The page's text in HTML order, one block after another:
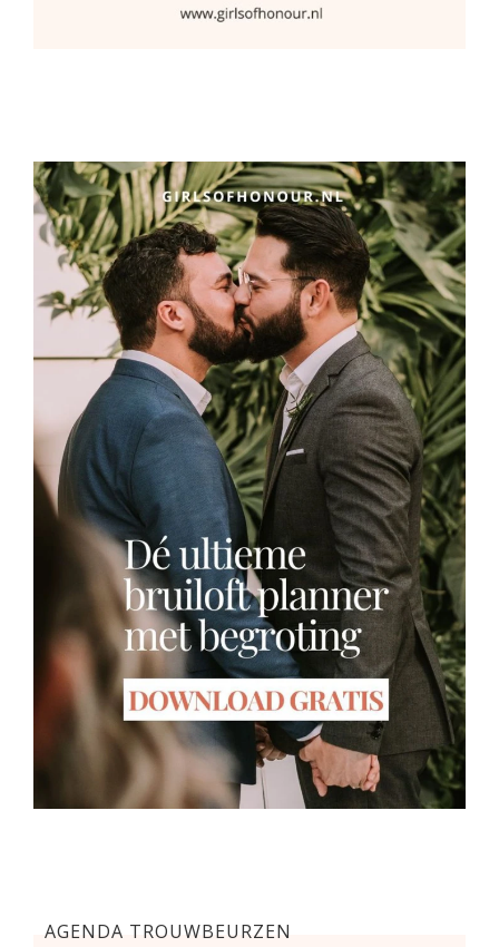
AGENDA TROUWBEURZEN